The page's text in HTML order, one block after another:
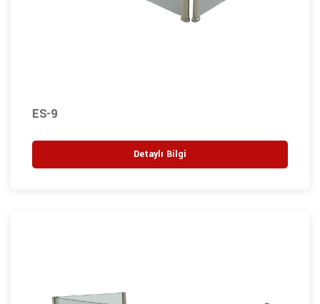
ES-9
Detaylı Bilgi